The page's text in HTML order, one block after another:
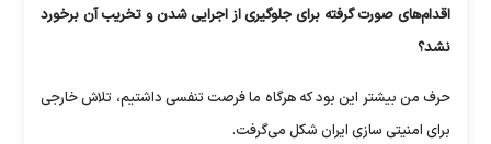
اقدام‌های صورت گرفته برای جلوگیری از اجرایی شدن و تخریب آن برخورد
نشد؟
حرف من بیشتر این بود که هرگاه ما فرصت تنفسی داشتیم، تلاش خارجی
برای امنیتی سازی ایران شکل می‌گرفت.